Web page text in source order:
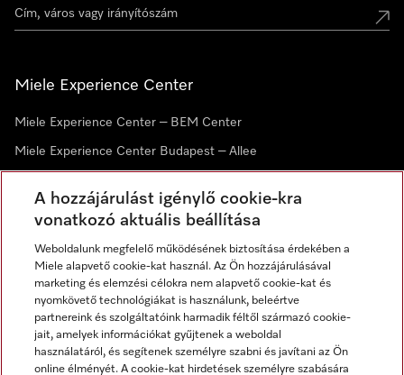
Miele Experience Center
Miele Experience Center – BEM Center
Miele Experience Center Budapest – Allee
Hírlevél
A hozzájárulást igénylő cookie-kra
vonatkozó aktuális beállítása
Weboldalunk megfelelő működésének biztosítása érdekében a
Miele alapvető cookie-kat használ. Az Ön hozzájárulásával
marketing és elemzési célokra nem alapvető cookie-kat és
nyomkövető technológiákat is használunk, beleértve
partnereink és szolgáltatóink harmadik féltől származó cookie-
jait, amelyek információkat gyűjtenek a weboldal
használatáról, és segítenek személyre szabni és javítani az Ön
online élményét. A cookie-kat hirdetések személyre szabására